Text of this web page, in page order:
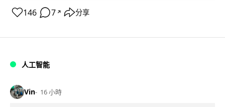
146 7 ↗ 分享
人工智能
Vin 16 小時